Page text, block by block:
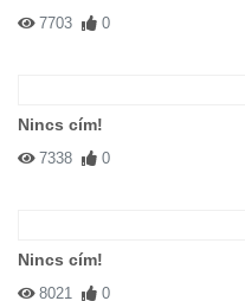
7703 0
Nincs cím!
7338 0
Nincs cím!
8021 0